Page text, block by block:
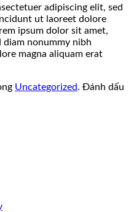
adipiscing elit, sed
ut laoreet dolore
ipsum dolor sit amet,
diam nonummy nibh
magna aliquam erat
Uncategorized. Đánh dấu